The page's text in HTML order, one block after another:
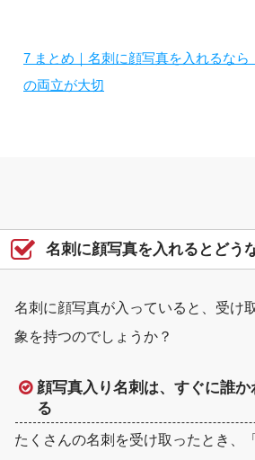
7 まとめ｜名刺に顔写真を入れるなら
の両立が大切
名刺に顔写真を入れるとどう
名刺に顔写真が入っていると、受け
象を持つのでしょうか？
顔写真入り名刺は、すぐに誰
る
たくさんの名刺を受け取ったとき、